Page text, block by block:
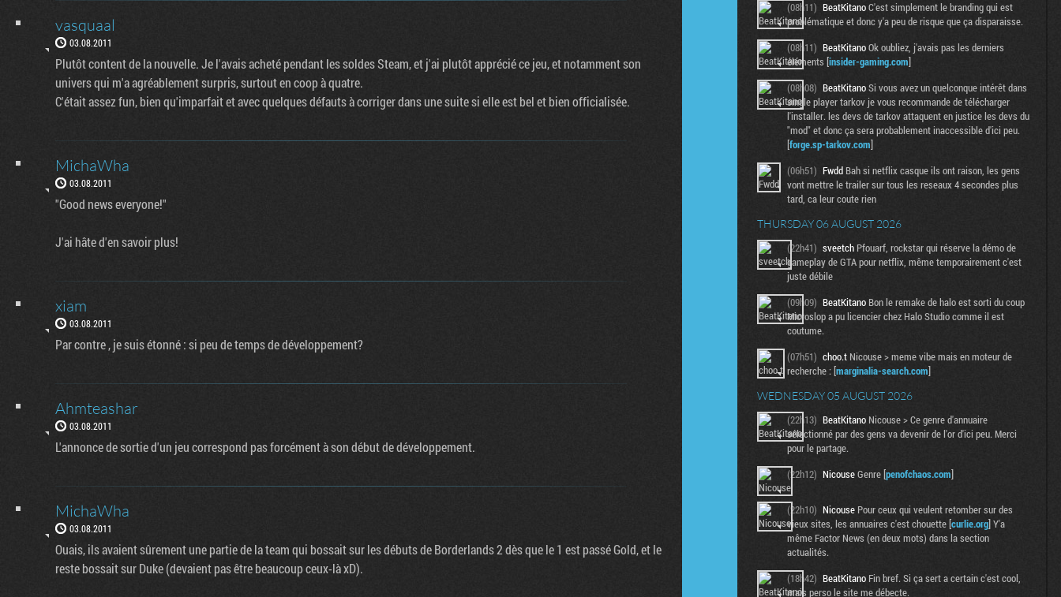
vasquaal
03.08.2011
Plutôt content de la nouvelle. Je l'avais acheté pendant les soldes Steam, et j'ai plutôt apprécié ce jeu, et notamment son
univers qui m'a agréablement surpris, surtout en coop à quatre.
C'était assez fun, bien qu'imparfait et avec quelques défauts à corriger dans une suite si elle est bel et bien officialisée.
MichaWha
03.08.2011
"Good news everyone!"
J'ai hâte d'en savoir plus!
xiam
03.08.2011
Par contre , je suis étonné : si peu de temps de développement?
Ahmteashar
03.08.2011
L'annonce de sortie d'un jeu correspond pas forcément à son début de développement.
MichaWha
03.08.2011
Ouais, ils avaient sûrement une partie de la team qui bossait sur les débuts de Borderlands 2 dès que le 1 est passé Gold, et le
reste bossait sur Duke (devaient pas être beaucoup ceux-là xD).
(08h11) BeatKitanoC'est simplement le branding qui est
problématique et donc y'a peu de risque que ça disparaisse.
(08h11) BeatKitanoOk oubliez, j'avais pas les derniers
éléments [insider-gaming.com]
(08h08) BeatKitanoSi vous avez un quelconque intérêt dans
single player tarkov je vous recommande de télécharger
l'installer. les devs de tarkov attaquent en justice les devs du
"mod" et donc ça sera probablement inaccessible d'ici peu.
[forge.sp-tarkov.com]
(06h51) Fwdd Bah si netflix casque ils ont raison, les gens
vont mettre le trailer sur tous les reseaux 4 secondes plus
tard, ca leur coute rien
THURSDAY 06 AUGUST 2026
(22h41) sveetch Pfouarf, rockstar qui réserve la démo de
gameplay de GTA pour netflix, même temporairement c'est
juste débile
(09h09) BeatKitano Bon le remake de halo est sorti du coup
Microslop a pu licencier chez Halo Studio comme il est
coutume.
(07h51) choo.t Nicouse > meme vibe mais en moteur de
recherche : [marginalia-search.com]
WEDNESDAY 05 AUGUST 2026
(22h13) BeatKitano Nicouse > Ce genre d'annuaire
sélectionné par des gens va devenir de l'or d'ici peu. Merci
pour le partage.
(22h12) NicouseGenre [penofchaos.com]
(22h10) Nicouse Pour ceux qui veulent retomber sur des
vieux sites, les annuaires c'est chouette [curlie.org] Y'a
même Factor News (en deux mots) dans la section
actualités.
(18h42) BeatKitano Fin bref. Si ça sert a certain c'est cool,
mais perso le site me débecte.